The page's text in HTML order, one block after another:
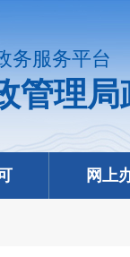
务服务平台
管理
网上